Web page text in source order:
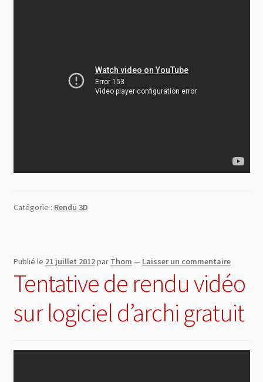
Catégorie : Rendu 3D
Publié le 21 juillet 2012par Thom — Laisser un commentaire
Tentative de rendu vidéo
sur logiciel d’archi gratuit